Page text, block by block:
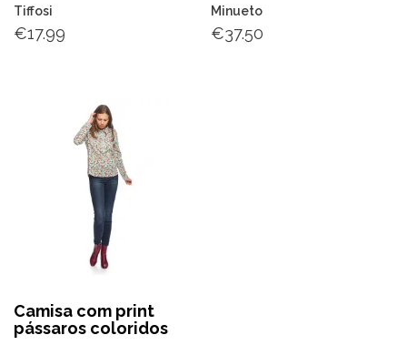
Tiffosi
€17.99
Minueto
€37.50
Camisa com print
pássaros coloridos